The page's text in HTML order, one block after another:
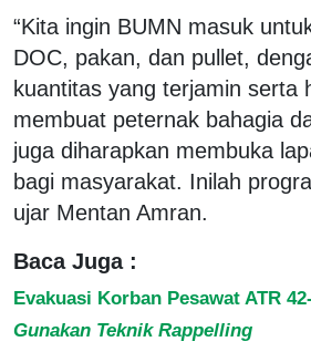
“Kita ingin BUMN masuk
DOC, pakan, dan pullet,
kuantitas yang terjamin serta
membuat peternak bahagia
juga diharapkan membuka
bagi masyarakat. Inilah
ujar Mentan Amran.
Baca Juga :
Evakuasi Korban Pesawat ATR
Gunakan Teknik Rappelling